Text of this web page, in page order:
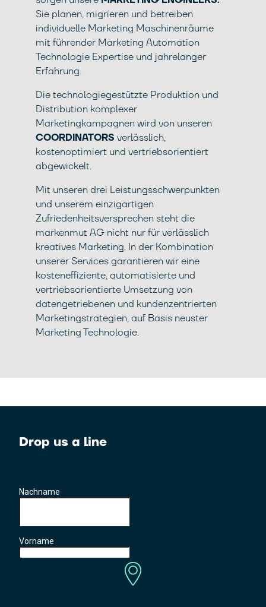
Sie planen, migrieren und betreiben
individuelle Marketing Maschinenräume
mit führender Marketing Automation
Technologie Expertise und jahrelanger
Erfahrung.
Die technologiegestützte Produktion und
Distribution komplexer
Marketingkampagnen wird von unseren
COORDINATORS verlässlich,
kostenoptimiert und vertriebsorientiert
abgewickelt.
Mit unseren drei Leistungsschwerpunkten
und unserem einzigartigen
Zufriedenheitsversprechen steht die
markenmut AG nicht nur für verlässlich
kreatives Marketing. In der Kombination
unserer Services garantieren wir eine
kosteneffiziente, automatisierte und
vertriebsorientierte Umsetzung von
datengetriebenen und kundenzentrierten
Marketingstrategien, auf Basis neuster
Marketing Technologie.
Drop us a line